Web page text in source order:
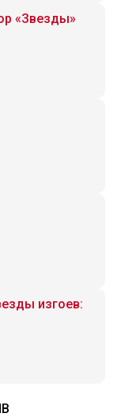
«Звезды»
изгоев: